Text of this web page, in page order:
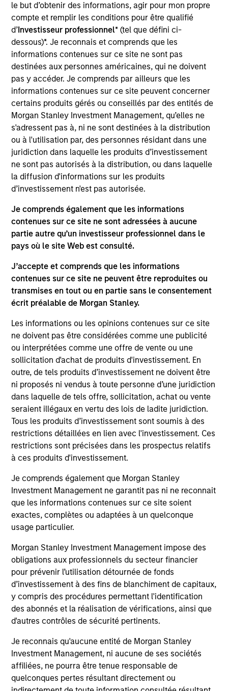
le but d’obtenir des informations, agir pour mon propre
compte et remplir les conditions pour être qualifié
d’Investisseur professionnel* (tel que défini ci-
dessous)*. Je reconnais et comprends que les
informations contenues sur ce site ne sont pas
destinées aux personnes américaines, qui ne doivent
pas y accéder. Je comprends par ailleurs que les
informations contenues sur ce site peuvent concerner
certains produits gérés ou conseillés par des entités de
Morgan Stanley Investment Management, qu’elles ne
s'adressent pas à, ni ne sont destinées à la distribution
ou à l'utilisation par, des personnes résidant dans une
juridiction dans laquelle les produits d’investissement
ne sont pas autorisés à la distribution, ou dans laquelle
la diffusion d'informations sur les produits
d’investissement n'est pas autorisée.
Je comprends également que les informations
contenues sur ce site ne sont adressées à aucune
partie autre qu’un investisseur professionnel dans le
pays où le site Web est consulté.
J’accepte et comprends que les informations
contenues sur ce site ne peuvent être reproduites ou
transmises en tout ou en partie sans le consentement
écrit préalable de Morgan Stanley.
Les informations ou les opinions contenues sur ce site
ne doivent pas être considérées comme une publicité
ou interprétées comme une offre de vente ou une
sollicitation d'achat de produits d'investissement. En
outre, de tels produits d’investissement ne doivent être
ni proposés ni vendus à toute personne d’une juridiction
dans laquelle de tels offre, sollicitation, achat ou vente
seraient illégaux en vertu des lois de ladite juridiction.
Tous les produits d’investissement sont soumis à des
restrictions détaillées en lien avec l'investissement. Ces
restrictions sont précisées dans les prospectus relatifs
à ces produits d'investissement.
Je comprends également que Morgan Stanley
Investment Management ne garantit pas ni ne reconnait
que les informations contenues sur ce site soient
exactes, complètes ou adaptées à un quelconque
usage particulier.
Morgan Stanley Investment Management impose des
obligations aux professionnels du secteur financier
pour prévenir l’utilisation détournée de fonds
d’investissement à des fins de blanchiment de capitaux,
y compris des procédures permettant l'identification
des abonnés et la réalisation de vérifications, ainsi que
d'autres contrôles de sécurité pertinents.
Je reconnais qu'aucune entité de Morgan Stanley
Investment Management, ni aucune de ses sociétés
affiliées, ne pourra être tenue responsable de
quelconques pertes résultant directement ou
Mr. Miller is the Global Head of Private Credit &
Equity, leading the team responsible for providing
private capital to middle-market companies, and a
member of the Morgan Stanley Investment
Management Operating Committee and various
private equity and private credit fund investment
committees, and chairman of the Morgan Stanley
Direct Lending Funds. Prior to joining Morgan
Stanley in 2016, David was chief executive officer
at Silver Bay Realty Trust Corp. He was also the
chief investment officer of the Troubled Asset
Relief Program (TARP) at the US Department of
Treasury during the 2008 global financial crisis,
responsible for managing a $700 billion portfolio
and was awarded the Treasury Medal in 2011 for
distinguished service and leadership. Prior to
Treasury, David held various investment roles,
including as a portfolio manager at HBK
Investments and in the Special Situations Group at
Goldman Sachs, where he focused on opportunistic
He has over 25 years of financial services
experience. David has a BA in economics from
Dartmouth College and an MBA from Harvard
Business School.
Q&A with David
Could you provide us with a brief
overview of Morgan Stanley Investment
Management’s private credit and equity
capabilities?
Sure. We have about 150 professionals dedicated to
providing private capital predominantly to middle-
market companies. Our investments range from
minority equity stakes in growth businesses to majority
to make investments in high-quality businesses that
are leading players in their industries and have
significant growth potential. We like to see strong and
defensible margins, high returns on equity and we
especially like to work with founders and management
teams that are looking to grow to the next level of size
and sophistication. All of our strategies are supported
by investment teams with decades of experience and
deep expertise within their respective areas. We
always look to leverage the broader Morgan Stanley